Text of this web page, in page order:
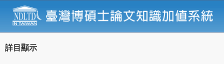
詳目顯示